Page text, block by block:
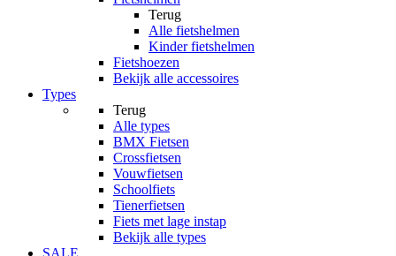
Terug
Alle fietshelmen
Kinder fietshelmen
Fietshoezen
Bekijk alle accessoires
Types
Terug
Alle types
BMX Fietsen
Crossfietsen
Vouwfietsen
Schoolfiets
Tienerfietsen
Fiets met lage instap
Bekijk alle types
SALE